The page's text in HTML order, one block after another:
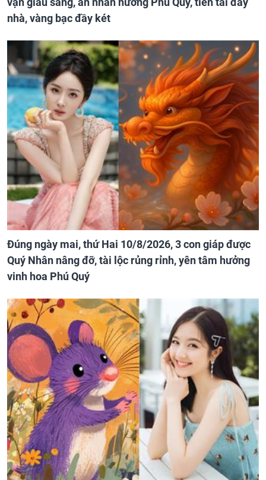
nhà, vàng bạc đầy két
Đúng ngày mai, thứ Hai 10/8/2026, 3 con giáp được
Quý Nhân nâng đỡ, tài lộc rủng rỉnh, yên tâm hưởng
vinh hoa Phú Quý